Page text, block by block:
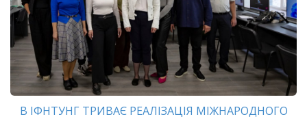
В ІФНТУНГ ТРИВАЄ РЕАЛІЗАЦІЯ МІЖНАРОДНОГО